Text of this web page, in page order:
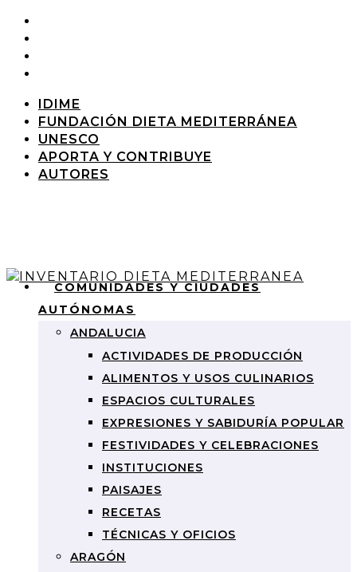
IDIME
FUNDACIÓN DIETA MEDITERRÁNEA
UNESCO
APORTA Y CONTRIBUYE
AUTORES
COMUNIDADES Y CIUDADES
AUTÓNOMAS
ANDALUCIA
ACTIVIDADES DE PRODUCCIÓN
ALIMENTOS Y USOS CULINARIOS
ESPACIOS CULTURALES
EXPRESIONES Y SABIDURÍA POPULAR
FESTIVIDADES Y CELEBRACIONES
INSTITUCIONES
PAISAJES
RECETAS
TÉCNICAS Y OFICIOS
ARAGÓN